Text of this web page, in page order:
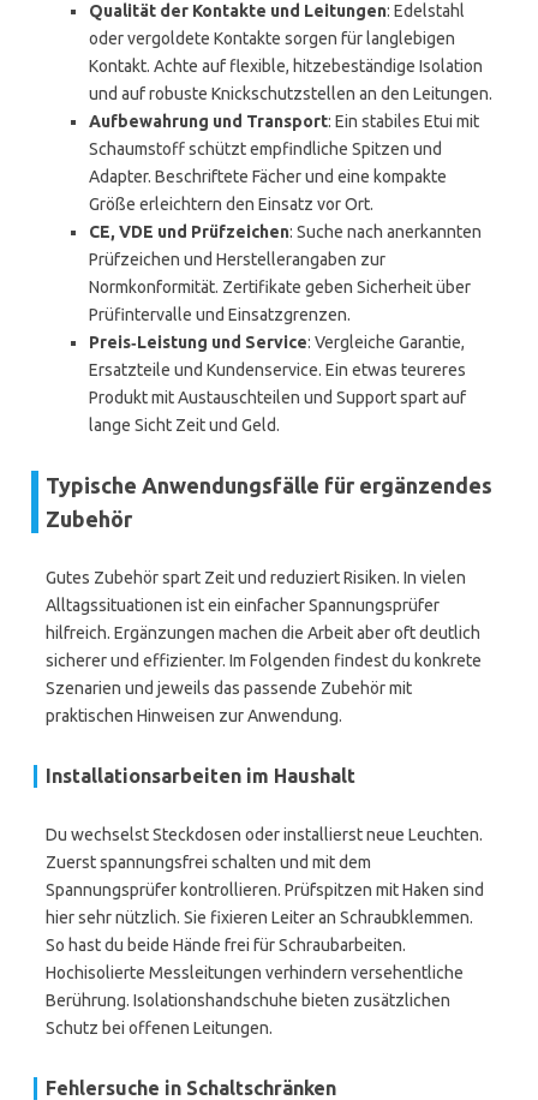
Qualität der Kontakte und Leitungen: Edelstahl
oder vergoldete Kontakte sorgen für langlebigen
Kontakt. Achte auf flexible, hitzebeständige Isolation
und auf robuste Knickschutzstellen an den Leitungen.
Aufbewahrung und Transport: Ein stabiles Etui mit
Schaumstoff schützt empfindliche Spitzen und
Adapter. Beschriftete Fächer und eine kompakte
Größe erleichtern den Einsatz vor Ort.
CE, VDE und Prüfzeichen: Suche nach anerkannten
Prüfzeichen und Herstellerangaben zur
Normkonformität. Zertifikate geben Sicherheit über
Prüfintervalle und Einsatzgrenzen.
Preis‑Leistung und Service: Vergleiche Garantie,
Ersatzteile und Kundenservice. Ein etwas teureres
Produkt mit Austauschteilen und Support spart auf
lange Sicht Zeit und Geld.
Typische Anwendungsfälle für ergänzendes
Zubehör
Gutes Zubehör spart Zeit und reduziert Risiken. In vielen
Alltagssituationen ist ein einfacher Spannungsprüfer
hilfreich. Ergänzungen machen die Arbeit aber oft deutlich
sicherer und effizienter. Im Folgenden findest du konkrete
Szenarien und jeweils das passende Zubehör mit
praktischen Hinweisen zur Anwendung.
Installationsarbeiten im Haushalt
Du wechselst Steckdosen oder installierst neue Leuchten.
Zuerst spannungsfrei schalten und mit dem
Spannungsprüfer kontrollieren. Prüfspitzen mit Haken sind
hier sehr nützlich. Sie fixieren Leiter an Schraubklemmen.
So hast du beide Hände frei für Schraubarbeiten.
Hochisolierte Messleitungen verhindern versehentliche
Berührung. Isolationshandschuhe bieten zusätzlichen
Schutz bei offenen Leitungen.
Fehlersuche in Schaltschränken